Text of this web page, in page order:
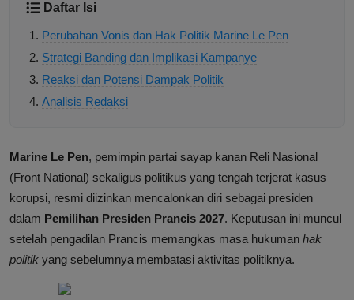
Daftar Isi
Perubahan Vonis dan Hak Politik Marine Le Pen
Strategi Banding dan Implikasi Kampanye
Reaksi dan Potensi Dampak Politik
Analisis Redaksi
Marine Le Pen, pemimpin partai sayap kanan Reli Nasional
(Front National) sekaligus politikus yang tengah terjerat kasus
korupsi, resmi diizinkan mencalonkan diri sebagai presiden
dalam Pemilihan Presiden Prancis 2027. Keputusan ini muncul
setelah pengadilan Prancis memangkas masa hukuman hak
politik yang sebelumnya membatasi aktivitas politiknya.